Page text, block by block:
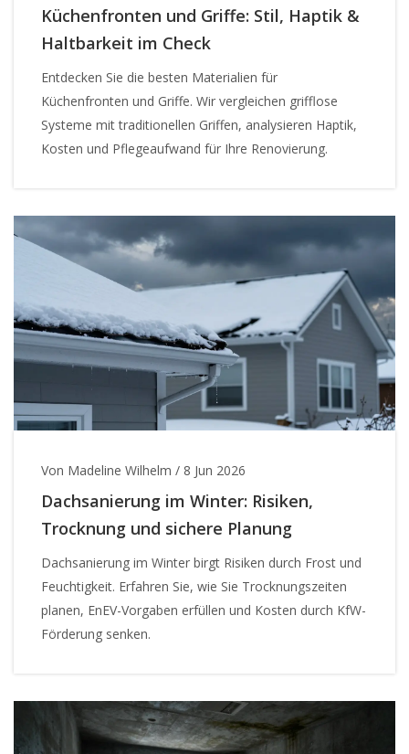
Küchenfronten und Griffe: Stil, Haptik &
Haltbarkeit im Check
Entdecken Sie die besten Materialien für
Küchenfronten und Griffe. Wir vergleichen grifflose
Systeme mit traditionellen Griffen, analysieren Haptik,
Kosten und Pflegeaufwand für Ihre Renovierung.
Von Madeline Wilhelm / 8 Jun 2026
Dachsanierung im Winter: Risiken,
Trocknung und sichere Planung
Dachsanierung im Winter birgt Risiken durch Frost und
Feuchtigkeit. Erfahren Sie, wie Sie Trocknungszeiten
planen, EnEV-Vorgaben erfüllen und Kosten durch KfW-
Förderung senken.